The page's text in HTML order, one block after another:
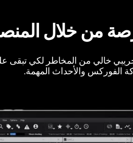
من خلال
خالي من المخاطر لكي تبقى
الفوركس والأحداث المهمة.